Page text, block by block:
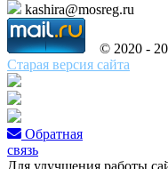
kashira@mosreg.ru
© 2020 -
Старая версия сайта
Обратная
связь
Для улучшения работы